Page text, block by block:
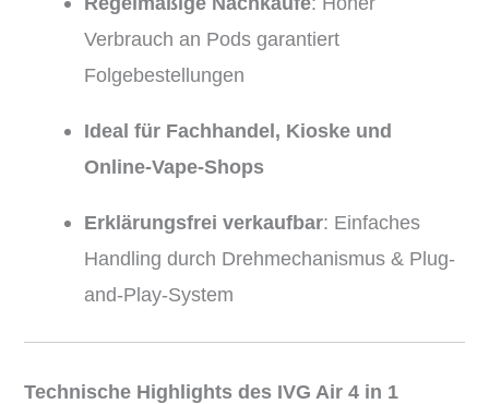
Verbrauch an Pods garantiert
Folgebestellungen
Ideal für Fachhandel, Kioske und
Online-Vape-Shops
Erklärungsfrei verkaufbar: Einfaches
Handling durch Drehmechanismus & Plug-
and-Play-System
Technische Highlights des IVG Air 4 in 1